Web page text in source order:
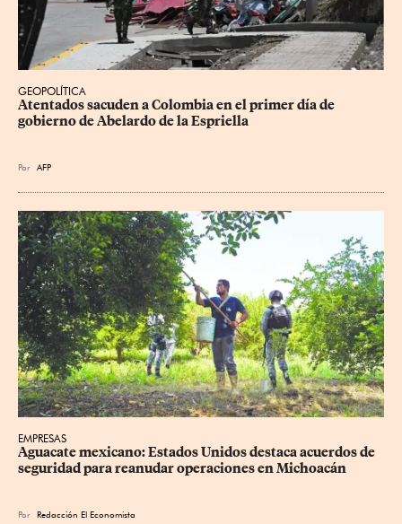
GEOPOLÍTICA
Atentados sacuden a Colombia en el primer día de
gobierno de Abelardo de la Espriella
Por AFP
EMPRESAS
Aguacate mexicano: Estados Unidos destaca acuerdos de
seguridad para reanudar operaciones en Michoacán
Por Redacción El Economista